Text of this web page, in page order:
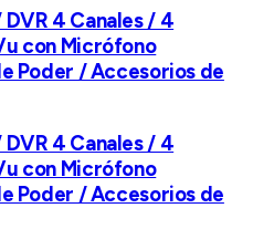
4 Canales / 4
con Micrófono
Poder / Accesorios de
4 Canales / 4
con Micrófono
Poder / Accesorios de